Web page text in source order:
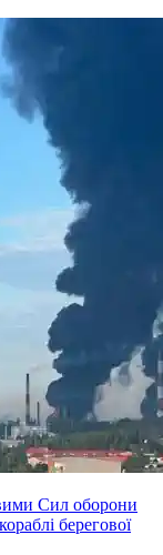
Сил оборони
берегової